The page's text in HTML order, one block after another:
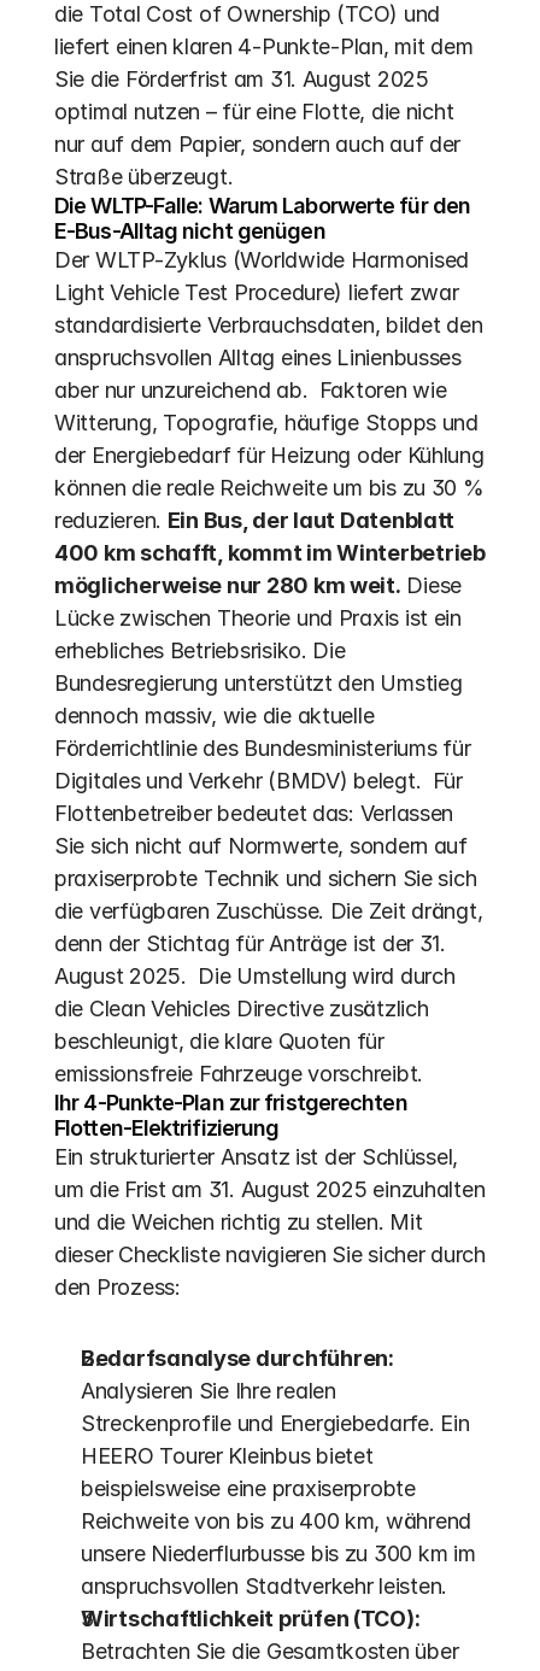
die Total Cost of Ownership (TCO) und
liefert einen klaren 4-Punkte-Plan, mit dem
Sie die Förderfrist am 31. August 2025
optimal nutzen – für eine Flotte, die nicht
nur auf dem Papier, sondern auch auf der
Straße überzeugt.
Die WLTP-Falle: Warum Laborwerte für den
E-Bus-Alltag nicht genügen
Der WLTP-Zyklus (Worldwide Harmonised
Light Vehicle Test Procedure) liefert zwar
standardisierte Verbrauchsdaten, bildet den
anspruchsvollen Alltag eines Linienbusses
aber nur unzureichend ab.  Faktoren wie
Witterung, Topografie, häufige Stopps und
der Energiebedarf für Heizung oder Kühlung
können die reale Reichweite um bis zu 30 %
reduzieren. Ein Bus, der laut Datenblatt
400 km schafft, kommt im Winterbetrieb
möglicherweise nur 280 km weit. Diese
Lücke zwischen Theorie und Praxis ist ein
erhebliches Betriebsrisiko. Die
Bundesregierung unterstützt den Umstieg
dennoch massiv, wie die aktuelle
Förderrichtlinie des Bundesministeriums für
Digitales und Verkehr (BMDV) belegt.  Für
Flottenbetreiber bedeutet das: Verlassen
Sie sich nicht auf Normwerte, sondern auf
praxiserprobte Technik und sichern Sie sich
die verfügbaren Zuschüsse. Die Zeit drängt,
denn der Stichtag für Anträge ist der 31.
August 2025.  Die Umstellung wird durch
die Clean Vehicles Directive zusätzlich
beschleunigt, die klare Quoten für
emissionsfreie Fahrzeuge vorschreibt.
Ihr 4-Punkte-Plan zur fristgerechten
Flotten-Elektrifizierung
Ein strukturierter Ansatz ist der Schlüssel,
um die Frist am 31. August 2025 einzuhalten
und die Weichen richtig zu stellen. Mit
dieser Checkliste navigieren Sie sicher durch
den Prozess:
Bedarfsanalyse durchführen:
Analysieren Sie Ihre realen
Streckenprofile und Energiebedarfe. Ein
HEERO Tourer Kleinbus bietet
beispielsweise eine praxiserprobte
Reichweite von bis zu 400 km, während
unsere Niederflurbusse bis zu 300 km im
anspruchsvollen Stadtverkehr leisten.
Wirtschaftlichkeit prüfen (TCO):
Betrachten Sie die Gesamtkosten über